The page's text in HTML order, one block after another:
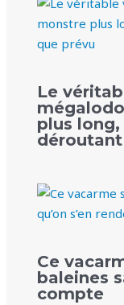
Le
plus
Ce
baleines
compte